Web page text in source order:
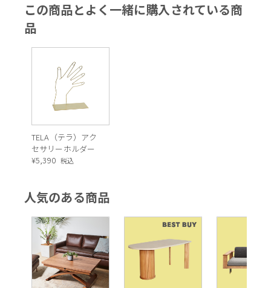
この商品とよく一緒に購入されている商
品
TELA（テラ）アク
セサリーホルダー
¥5,390 税込
人気のある商品